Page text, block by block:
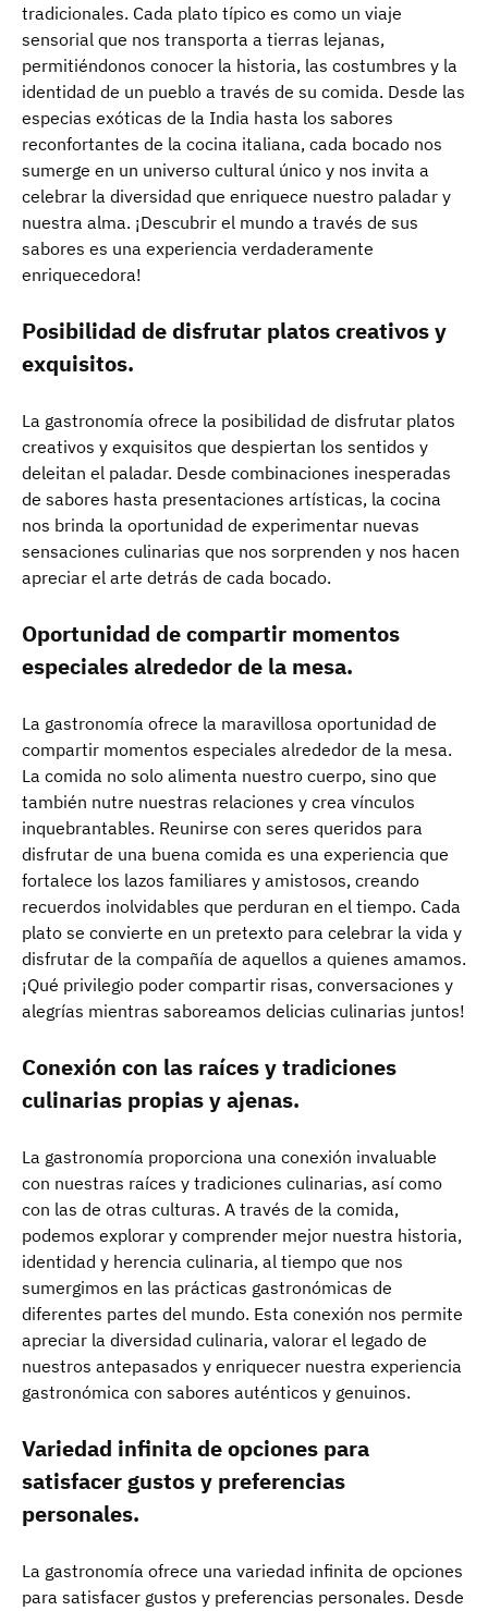
tradicionales. Cada plato típico es como un viaje
sensorial que nos transporta a tierras lejanas,
permitiéndonos conocer la historia, las costumbres y la
identidad de un pueblo a través de su comida. Desde las
especias exóticas de la India hasta los sabores
reconfortantes de la cocina italiana, cada bocado nos
sumerge en un universo cultural único y nos invita a
celebrar la diversidad que enriquece nuestro paladar y
nuestra alma. ¡Descubrir el mundo a través de sus
sabores es una experiencia verdaderamente
enriquecedora!
Posibilidad de disfrutar platos creativos y
exquisitos.
La gastronomía ofrece la posibilidad de disfrutar platos
creativos y exquisitos que despiertan los sentidos y
deleitan el paladar. Desde combinaciones inesperadas
de sabores hasta presentaciones artísticas, la cocina
nos brinda la oportunidad de experimentar nuevas
sensaciones culinarias que nos sorprenden y nos hacen
apreciar el arte detrás de cada bocado.
Oportunidad de compartir momentos
especiales alrededor de la mesa.
La gastronomía ofrece la maravillosa oportunidad de
compartir momentos especiales alrededor de la mesa.
La comida no solo alimenta nuestro cuerpo, sino que
también nutre nuestras relaciones y crea vínculos
inquebrantables. Reunirse con seres queridos para
disfrutar de una buena comida es una experiencia que
fortalece los lazos familiares y amistosos, creando
recuerdos inolvidables que perduran en el tiempo. Cada
plato se convierte en un pretexto para celebrar la vida y
disfrutar de la compañía de aquellos a quienes amamos.
¡Qué privilegio poder compartir risas, conversaciones y
alegrías mientras saboreamos delicias culinarias juntos!
Conexión con las raíces y tradiciones
culinarias propias y ajenas.
La gastronomía proporciona una conexión invaluable
con nuestras raíces y tradiciones culinarias, así como
con las de otras culturas. A través de la comida,
podemos explorar y comprender mejor nuestra historia,
identidad y herencia culinaria, al tiempo que nos
sumergimos en las prácticas gastronómicas de
diferentes partes del mundo. Esta conexión nos permite
apreciar la diversidad culinaria, valorar el legado de
nuestros antepasados y enriquecer nuestra experiencia
gastronómica con sabores auténticos y genuinos.
Variedad infinita de opciones para
satisfacer gustos y preferencias
personales.
La gastronomía ofrece una variedad infinita de opciones
para satisfacer gustos y preferencias personales. Desde